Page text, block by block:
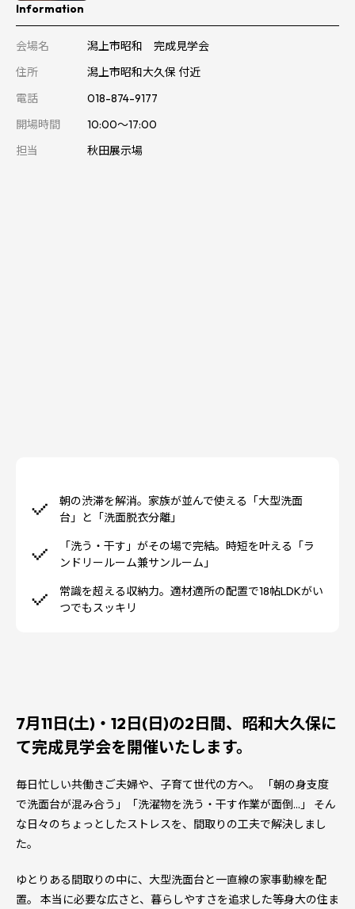
Information
会場名
潟上市昭和 完成見学会
住所
潟上市昭和大久保 付近
電話
018-874-9177
開場時間
10:00～17:00
担当
秋田展示場
朝の渋滞を解消。家族が並んで使える「大型洗面
台」と「洗面脱衣分離」
「洗う・干す」がその場で完結。時短を叶える「ラ
ンドリールーム兼サンルーム」
常識を超える収納力。適材適所の配置で18帖LDKがい
つでもスッキリ
7月11日(土)・12日(日)の2日間、昭和大久保に
て完成見学会を開催いたします。
毎日忙しい共働きご夫婦や、子育て世代の方へ。 「朝の身支度
で洗面台が混み合う」「洗濯物を洗う・干す作業が面倒…」 そん
な日々のちょっとしたストレスを、間取りの工夫で解決しまし
た。
ゆとりある間取りの中に、大型洗面台と一直線の家事動線を配
置。 本当に必要な広さと、暮らしやすさを追求した等身大の住ま